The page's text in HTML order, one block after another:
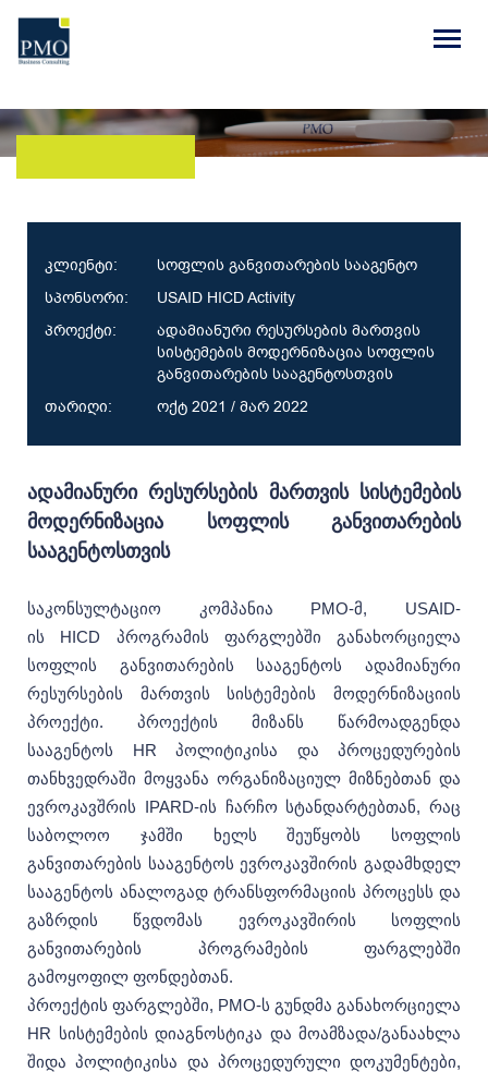
კლიენტი:
სოფლის განვითარების სააგენტო
სპონსორი:
USAID HICD Activity
პროექტი:
ადამიანური რესურსების მართვის
სისტემების მოდერნიზაცია სოფლის
განვითარების სააგენტოსთვის
თარიღი:
ოქტ 2021 / მარ 2022
ადამიანური რესურსების მართვის სისტემების
მოდერნიზაცია სოფლის განვითარების
სააგენტოსთვის
საკონსულტაციო კომპანია PMO-მ, USAID-
ის HICD პროგრამის ფარგლებში განახორციელა
სოფლის განვითარების სააგენტოს ადამიანური
რესურსების მართვის სისტემების მოდერნიზაციის
პროექტი. პროექტის მიზანს წარმოადგენდა
სააგენტოს HR პოლიტიკისა და პროცედურების
თანხვედრაში მოყვანა ორგანიზაციულ მიზნებთან და
ევროკავშრის IPARD-ის ჩარჩო სტანდარტებთან, რაც
საბოლოო ჯამში ხელს შეუწყობს სოფლის
განვითარების სააგენტოს ევროკავშირის გადამხდელ
სააგენტოს ანალოგად ტრანსფორმაციის პროცესს და
გაზრდის წვდომას ევროკავშირის სოფლის
განვითარების პროგრამების ფარგლებში
გამოყოფილ ფონდებთან.
პროექტის ფარგლებში, PMO-ს გუნდმა განახორციელა
HR სისტემების დიაგნოსტიკა და მოამზადა/განაახლა
შიდა პოლიტიკისა და პროცედურული დოკუმენტები,